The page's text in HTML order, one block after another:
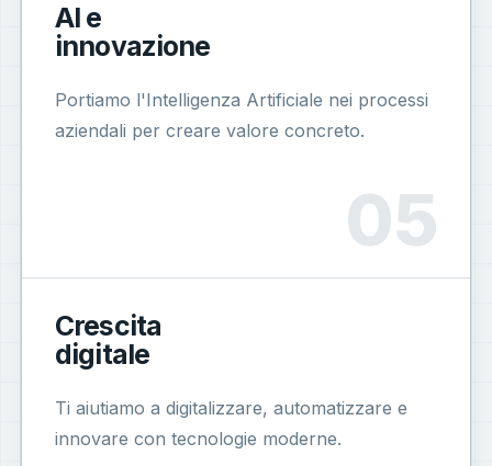
AI e
innovazione
Portiamo l'Intelligenza Artificiale nei processi
aziendali per creare valore concreto.
Crescita
digitale
Ti aiutiamo a digitalizzare, automatizzare e
innovare con tecnologie moderne.